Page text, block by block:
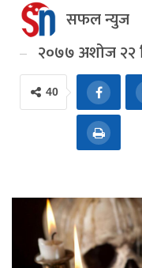
सफल न्युज
२०७७ अशोज २२
40